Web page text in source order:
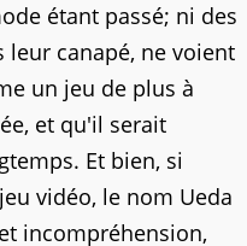
étant passé; ni des
leur canapé, ne voient
un jeu de plus à
et qu'il serait
Et bien, si
vidéo, le nom Ueda
incompréhension,